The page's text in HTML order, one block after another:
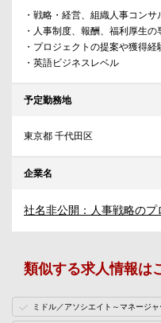
・戦略・経営、組織人事コン
・人事制度、報酬、福利厚生の
・プロジェクトの提案や獲得
・英語ビジネスレベル
予定勤務地
東京都 千代田区
企業名
社名非公開：人事戦略のプ
類似する求人情報は
ミドル／アソシエイト～マネージ